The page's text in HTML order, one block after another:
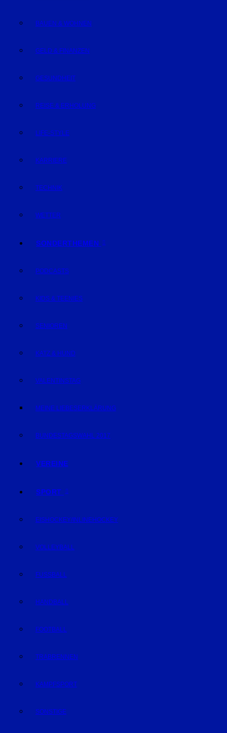
BAUEN & WOHNEN
GELD & FINANZEN
GESUNDHEIT
REISE & ERHOLUNG
LIFE-STYLE
KARRIERE
TECHNIK
WETTER
SONDERTHEMEN
PODCASTS
KIDS & TEENIES
SENIOREN
KATZ & HUND
VALENTINSTAG
MEINE LIEBESERKLÄRUNG
BUNDESTAGSWAHL 2017
VEREINE
SPORT
EISHOCKEY/INLINEHOCKEY
VOLLEYBALL
FUSSBALL
HANDBALL
FOOTBALL
TRABRENNEN
KAMPFSPORT
SONSTIGE